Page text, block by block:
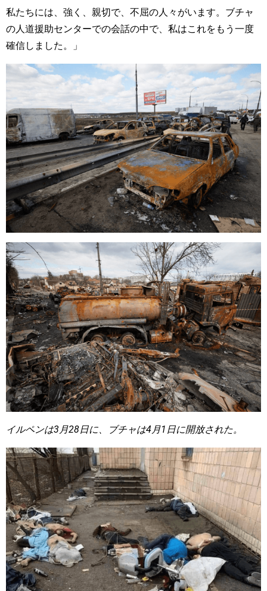
私たちには、強く、親切で、不屈の人々がいます。ブチャ
の人道援助センターでの会話の中で、私はこれをもう一度
確信しました。」
イルペンは3月28日に、ブチャは4月1日に開放された。